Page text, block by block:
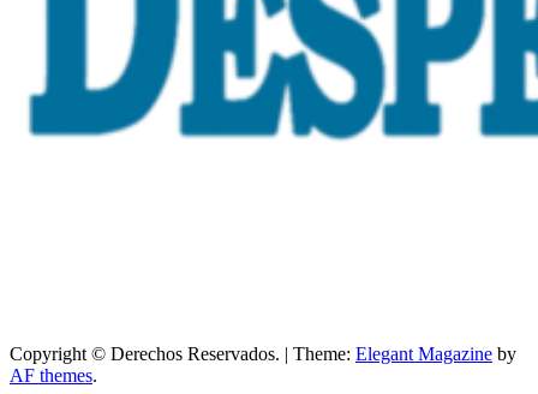
Copyright © Derechos Reservados. | Theme: Elegant Magazine by
AF themes.